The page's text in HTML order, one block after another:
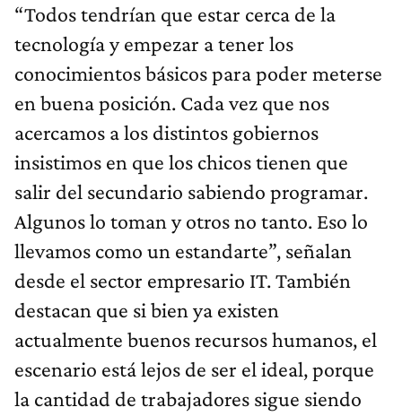
“Todos tendrían que estar cerca de la
tecnología y empezar a tener los
conocimientos básicos para poder meterse
en buena posición. Cada vez que nos
acercamos a los distintos gobiernos
insistimos en que los chicos tienen que
salir del secundario sabiendo programar.
Algunos lo toman y otros no tanto. Eso lo
llevamos como un estandarte”, señalan
desde el sector empresario IT. También
destacan que si bien ya existen
actualmente buenos recursos humanos, el
escenario está lejos de ser el ideal, porque
la cantidad de trabajadores sigue siendo